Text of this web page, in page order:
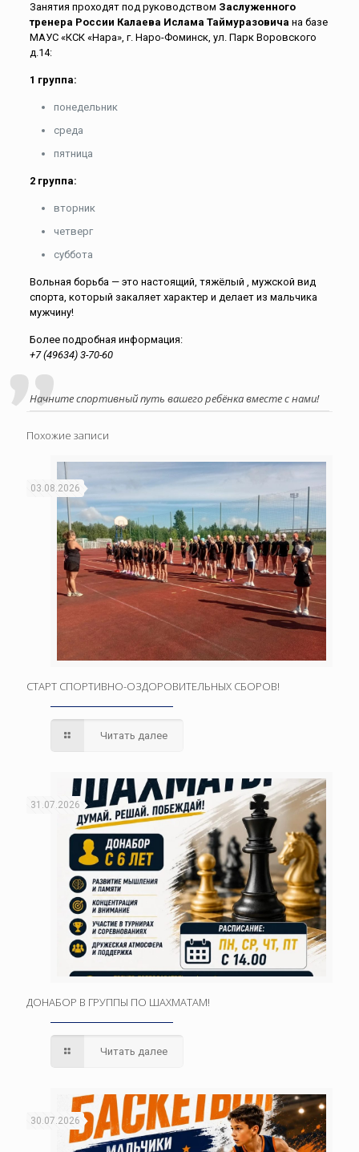
Занятия проходят под руководством Заслуженного
тренера России Калаева Ислама Таймуразовича на базе
МАУС «КСК «Нара», г. Наро-Фоминск, ул. Парк Воровского
д.14:
1 группа:
понедельник
среда
пятница
2 группа:
вторник
четверг
суббота
Вольная борьба — это настоящий, тяжёлый , мужской вид
спорта, который закаляет характер и делает из мальчика
мужчину!
Более подробная информация:
+7 (49634) 3-70-60
Начните спортивный путь вашего ребёнка вместе с нами!
Похожие записи
03.08.2026
СТАРТ СПОРТИВНО-ОЗДОРОВИТЕЛЬНЫХ СБОРОВ!
Читать далее
31.07.2026
ДОНАБОР В ГРУППЫ ПО ШАХМАТАМ!
Читать далее
30.07.2026